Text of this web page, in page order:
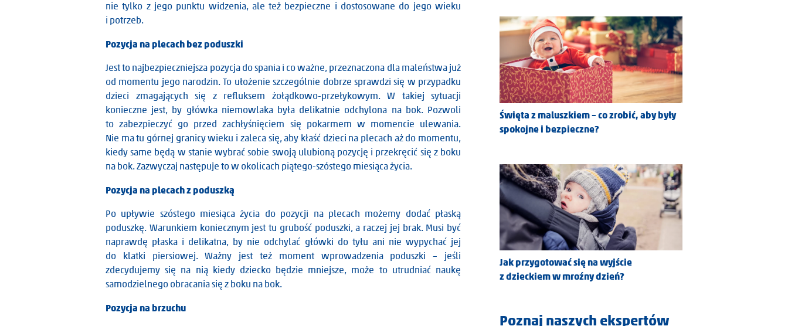
nie tylko z jego punktu widzenia, ale też bezpieczne i dostosowane do jego wieku
i potrzeb.
Pozycja na plecach bez poduszki
Jest to najbezpieczniejsza pozycja do spania i co ważne, przeznaczona dla maleństwa już
od momentu jego narodzin. To ułożenie szczególnie dobrze sprawdzi się w przypadku
dzieci zmagających się z refluksem żołądkowo-przełykowym. W takiej sytuacji
konieczne jest, by główka niemowlaka była delikatnie odchylona na bok. Pozwoli
to zabezpieczyć go przed zachłyśnięciem się pokarmem w momencie ulewania.
Nie ma tu górnej granicy wieku i zaleca się, aby kłaść dzieci na plecach aż do momentu,
kiedy same będą w stanie wybrać sobie swoją ulubioną pozycję i przekręcić się z boku
na bok. Zazwyczaj następuje to w okolicach piątego-szóstego miesiąca życia.
Pozycja na plecach z poduszką
Po upływie szóstego miesiąca życia do pozycji na plecach możemy dodać płaską
poduszkę. Warunkiem koniecznym jest tu grubość poduszki, a raczej jej brak. Musi być
naprawdę płaska i delikatna, by nie odchylać główki do tyłu ani nie wypychać jej
do klatki piersiowej. Ważny jest też moment wprowadzenia poduszki – jeśli
zdecydujemy się na nią kiedy dziecko będzie mniejsze, może to utrudniać naukę
samodzielnego obracania się z boku na bok.
Pozycja na brzuchu
Święta z maluszkiem – co zrobić, aby były
spokojne i bezpieczne?
Jak przygotować się na wyjście
z dzieckiem w mroźny dzień?
Poznaj naszych ekspertów